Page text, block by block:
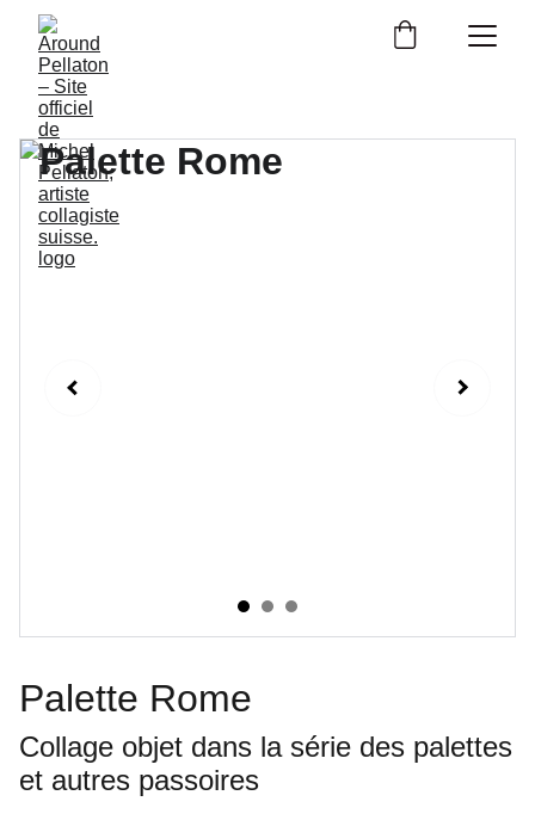
Palette Rome
Collage objet dans la série des palettes
et autres passoires